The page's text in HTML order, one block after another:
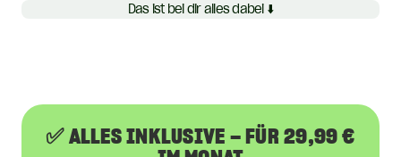
Das ist bei dir alles dabei ⬇️
✅ ALLES INKLUSIVE – FÜR 29,99 €